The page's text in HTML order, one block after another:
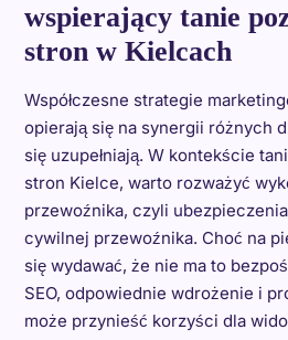
wspierający tanie
stron w Kielcach
Współczesne strategie
opierają się na synergii różnych
się uzupełniają. W kontekście
stron Kielce, warto rozważyć
przewoźnika, czyli
cywilnej przewoźnika. Choć na
się wydawać, że nie ma to
SEO, odpowiednie wdrożenie i
może przynieść korzyści dla